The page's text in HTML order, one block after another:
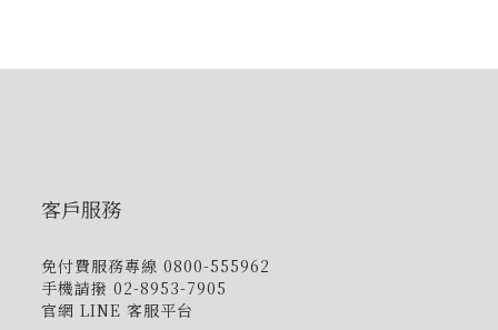
客戶服務
免付費服務專線 0800-555962
手機請撥 02-8953-7905
官網 LINE 客服平台